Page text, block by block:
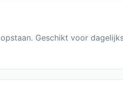
Geschikt voor